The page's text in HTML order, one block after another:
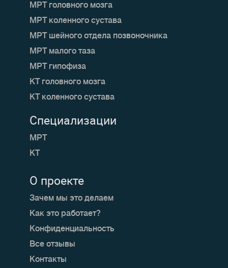
О проекте
Зачем мы это делаем
Как это работает?
Конфиденциальность
Все отзывы
Контакты
Специализации
МРТ
КТ
МРТ головного мозга
МРТ коленного сустава
МРТ шейного отдела позвоночника
МРТ малого таза
МРТ гипофиза
КТ головного мозга
КТ коленного сустава